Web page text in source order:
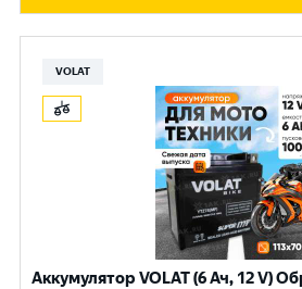
VOLAT
Аккумулятор VOLAT (6 Ач, 12 V)